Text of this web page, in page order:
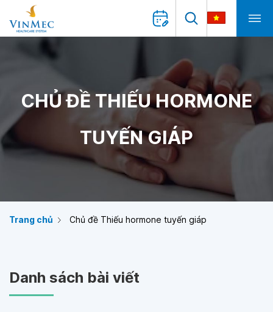
CHỦ ĐỀ THIẾU HORMONE
TUYẾN GIÁP
Trang chủ Chủ đề Thiếu hormone tuyến giáp
Danh sách bài viết